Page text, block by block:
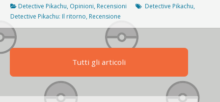
Il
ritorno
è
gioco
Detective Pikachu, Opinioni, Recensioni Detective Pikachu,
Detective Pikachu: Il ritorno, Recensione
Tutti gli articoli